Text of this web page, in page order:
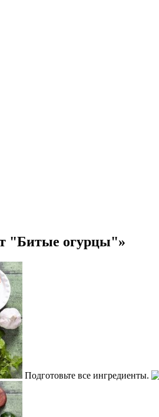
"Битые огурцы"»
Подготовьте все ингредиенты.